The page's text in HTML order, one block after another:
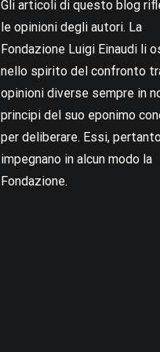
Gli articoli di questo blog
le opinioni degli autori. La
Fondazione Luigi Einaudi li
nello spirito del confronto
opinioni diverse sempre in
principi del suo eponimo
per deliberare. Essi,
impegnano in alcun modo la
Fondazione.